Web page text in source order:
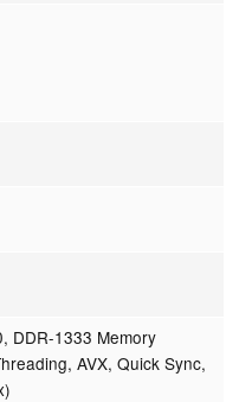
DDR-1333 Memory
AVX, Quick Sync,